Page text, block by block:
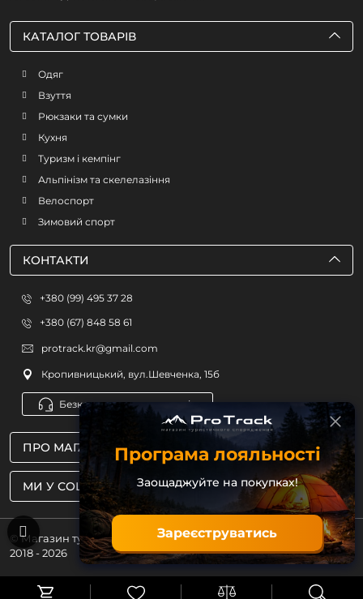
МИ У СОЦМЕРЕЖАХ
ПРО МАГАЗИН
КАТАЛОГ ТОВАРІВ
Одяг
Взуття
Рюкзаки та сумки
Кухня
Туризм і кемпінг
Альпінізм та скелелазіння
Велоспорт
Зимовий спорт
КОНТАКТИ
+380 (99) 495 37 28
+380 (67) 848 58 61
protrack.kr@gmail.com
Кропивницький, вул.Шевченка, 15б
Безкоштовна консультація
© Магазин туристичного спорядження ProTrack
2018 - 2026
Програма лояльності
Заощаджуйте на покупках!
Зареєструватись